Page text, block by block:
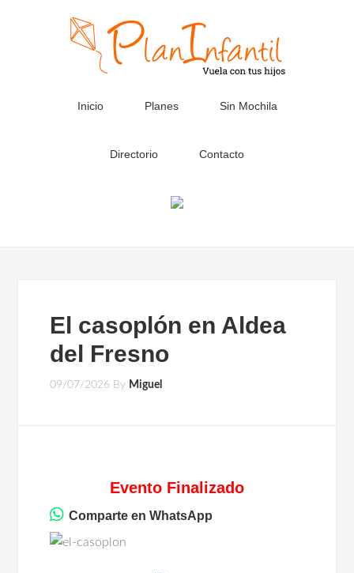
Inicio Planes Sin Mochila
Directorio Contacto
El casoplón en Aldea
del Fresno
09/07/2026 By Miguel
Evento Finalizado
Comparte en WhatsApp